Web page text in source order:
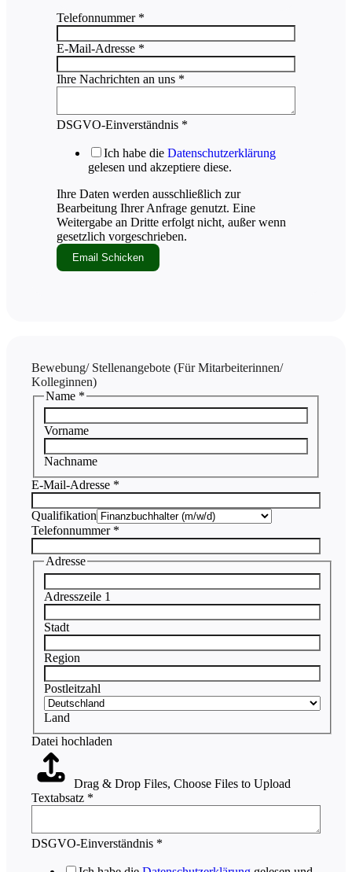
Telefonnummer *
E-Mail-Adresse *
Ihre Nachrichten an uns *
DSGVO-Einverständnis *
Ich habe die Datenschutzerklärung
gelesen und akzeptiere diese.
Ihre Daten werden ausschließlich zur
Bearbeitung Ihrer Anfrage genutzt. Eine
Weitergabe an Dritte erfolgt nicht, außer wenn
gesetzlich vorgeschrieben.
Email Schicken
Bewebung/ Stellenangebote (Für Mitarbeiterinnen/
Kolleginnen)
Name *
Vorname
Nachname
E-
Adresse
Adresse
Name
E-Mail-Adresse *
Qualifikation
Telefonnummer *
Adresse
Adresszeile 1
Stadt
Region
Postleitzahl
Land
Datei hochladen
Drag & Drop Files, Choose Files to Upload
Textabsatz *
DSGVO-Einverständnis *